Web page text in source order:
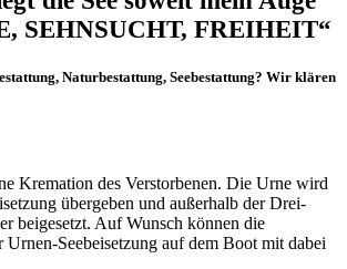
SEHNSUCHT, FREIHEIT“
Naturbestattung, Seebestattung? Wir klären
Kremation des Verstorbenen. Die Urne wird
übergeben und außerhalb der Drei-
beigesetzt. Auf Wunsch können die
Urnen-Seebeisetzung auf dem Boot mit dabei